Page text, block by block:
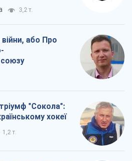
3,2 т.
або Про
союзу
"Сокола":
хокеї
1,2 т.